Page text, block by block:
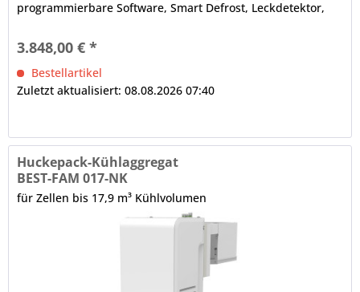
programmierbare Software, Smart Defrost, Leckdetektor,
3.848,00 € *
Bestellartikel
Zuletzt aktualisiert: 08.08.2026 07:40
Huckepack-Kühlaggregat
BEST-FAM 017-NK
für Zellen bis 17,9 m³ Kühlvolumen